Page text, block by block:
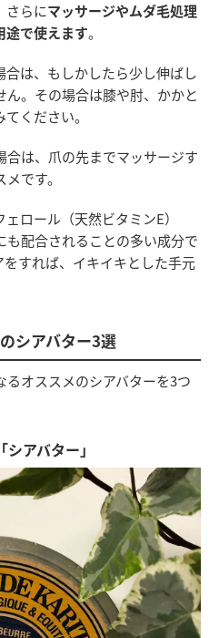
さらにマッサージやムダ毛処理
途で使えます。
は、もしかしたら少し伸ばし
。その場合は膝や肘、かかと
ください。
は、爪の先までマッサージす
です。
ロール（天然ビタミンE）
配合されることの多い成分で
すれば、イキイキとした手元
シアバター3選
オススメのシアバターを3つ
アバター」